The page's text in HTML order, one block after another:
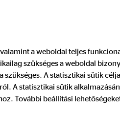
a weboldal teljes
szükséges a weboldal
A statisztikai sütik
A statisztikai sütik
További beállítási